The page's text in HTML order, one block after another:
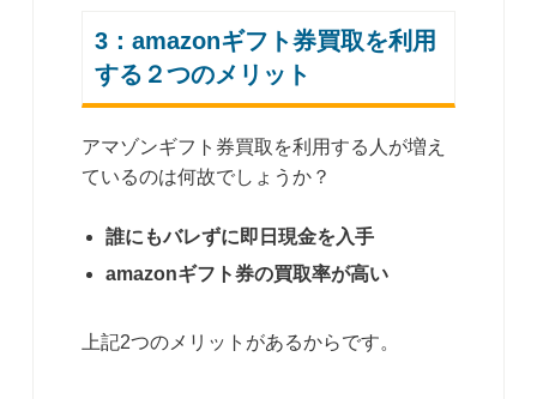
3：amazonギフト券買取を利用
する２つのメリット
アマゾンギフト券買取を利用する人が増え
ているのは何故でしょうか？
誰にもバレずに即日現金を入手
amazonギフト券の買取率が高い
上記2つのメリットがあるからです。